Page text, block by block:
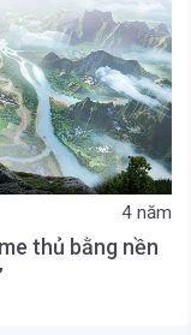
4 năm
thủ bằng nền